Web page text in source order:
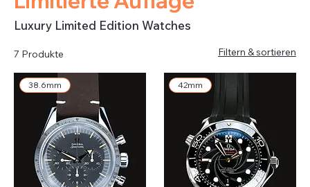
Luxury Limited Edition Watches
7 Produkte Filtern & sortieren
38.6mm 42mm